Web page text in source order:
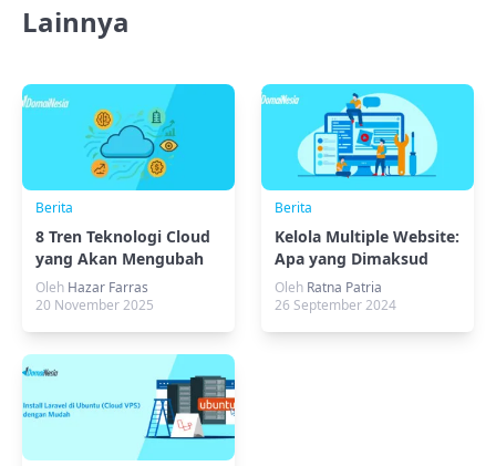
Lainnya
Berita
8 Tren Teknologi Cloud
yang Akan Mengubah
Infrastruktur Digital
Oleh Hazar Farras
20 November 2025
Berita
Kelola Multiple Website:
Apa yang Dimaksud
dan Bagaimana Caranya
Oleh Ratna Patria
26 September 2024